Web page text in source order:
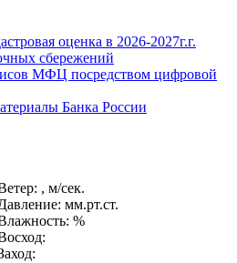
оценка в 2026-2027г.г.
сбережений
МФЦ посредством цифровой
Банка России
, м/сек.
мм.рт.ст.
%